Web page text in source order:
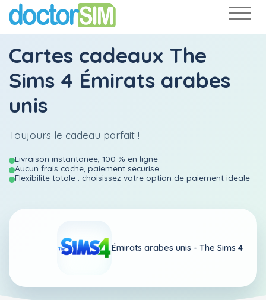
Cartes cadeaux The
Sims 4 Émirats arabes
unis
Toujours le cadeau parfait !
Livraison instantanee, 100 % en ligne
Aucun frais cache, paiement securise
Flexibilite totale : choisissez votre option de paiement ideale
Émirats arabes unis - The Sims 4